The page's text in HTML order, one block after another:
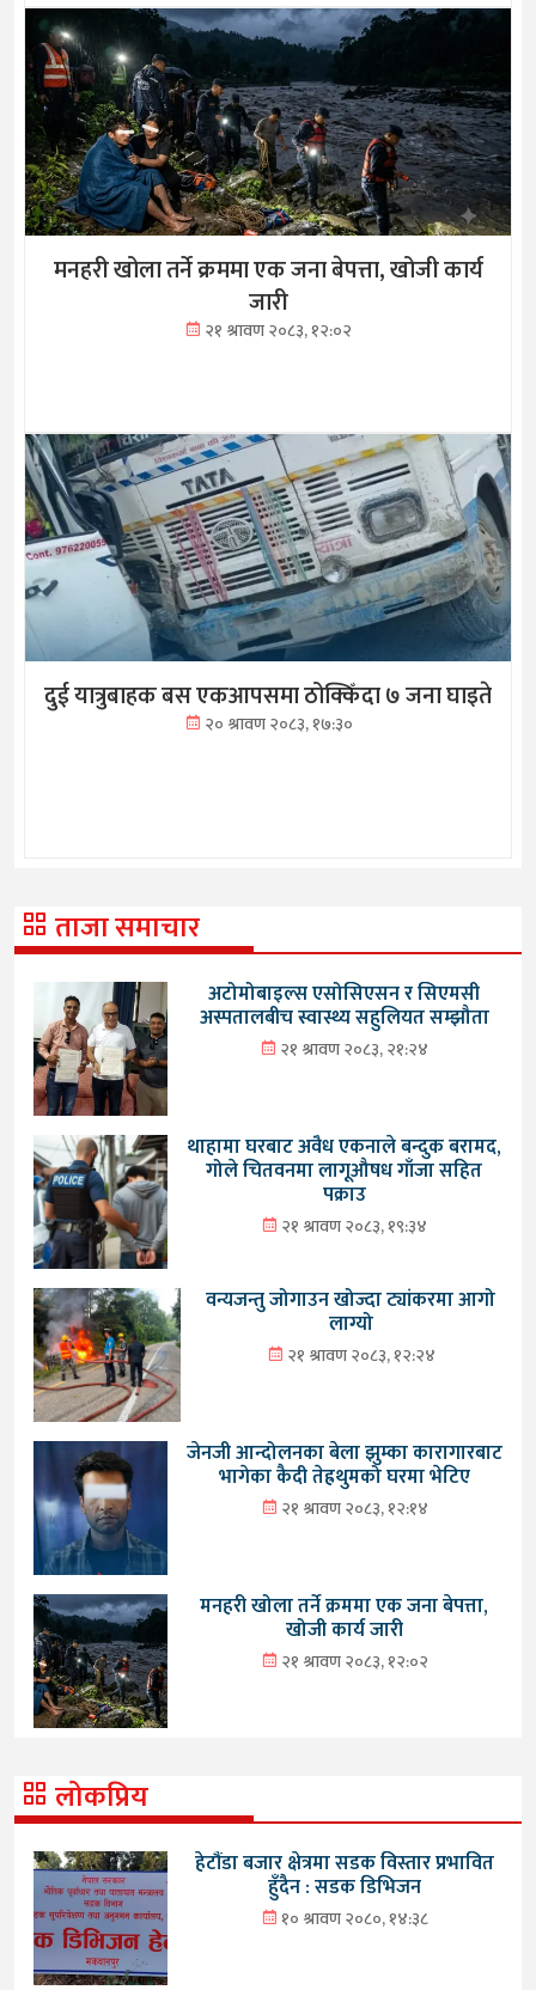
मनहरी खोला तर्ने क्रममा एक जना बेपत्ता, खोजी कार्य
जारी
२१ श्रावण २०८३, १२:०२
दुई यात्रुबाहक बस एकआपसमा ठोक्किँदा ७ जना घाइते
२० श्रावण २०८३, १७:३०
ताजा समाचार
अटोमोबाइल्स एसोसिएसन र सिएमसी
अस्पतालबीच स्वास्थ्य सहुलियत सम्झौता
२१ श्रावण २०८३, २१:२४
थाहामा घरबाट अवैध एकनाले बन्दुक बरामद,
गोले चितवनमा लागूऔषध गाँजा सहित
पक्राउ
२१ श्रावण २०८३, १९:३४
वन्यजन्तु जोगाउन खोज्दा ट्यांकरमा आगो
लाग्यो
२१ श्रावण २०८३, १२:२४
जेनजी आन्दोलनका बेला झुम्का कारागारबाट
भागेका कैदी तेह्रथुमको घरमा भेटिए
२१ श्रावण २०८३, १२:१४
मनहरी खोला तर्ने क्रममा एक जना बेपत्ता,
खोजी कार्य जारी
२१ श्रावण २०८३, १२:०२
लोकप्रिय
हेटौंडा बजार क्षेत्रमा सडक विस्तार प्रभावित
हुँदैन : सडक डिभिजन
१० श्रावण २०८०, १४:३८